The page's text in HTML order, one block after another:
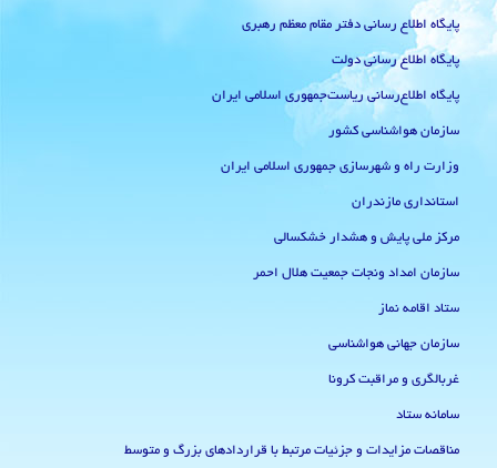
پایگاه اطلاع رسانی دفتر مقام معظم رهبری
پایگاه اطلاع رسانی دولت
پایگاه اطلاع‌رسانی ریاست‌جمهوری اسلامی ایران
سازمان هواشناسی کشور
وزارت راه و شهرسازی جمهوری اسلامی ایران
استانداری مازندران
مرکز ملی پایش و هشدار خشکسالی
سازمان امداد ونجات جمعیت هلال احمر
ستاد اقامه نماز
سازمان جهانی هواشناسی
غربالگری و مراقبت کرونا
سامانه ستاد
مناقصات مزایدات و جزئیات مرتبط با قراردادهای بزرگ و متوسط